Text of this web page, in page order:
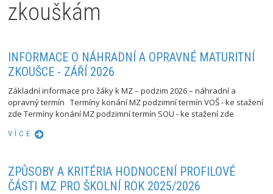
zkouškám
INFORMACE O NÁHRADNÍ A OPRAVNÉ MATURITNÍ
ZKOUŠCE - ZÁŘÍ 2026
Základní informace pro žáky k MZ – podzim 2026 – náhradní a
opravný termín Termíny konání MZ podzimní termín VOŠ - ke stažení
zde Termíny konání MZ podzimní termín SOU - ke stažení zde
VÍCE
ZPŮSOBY A KRITÉRIA HODNOCENÍ PROFILOVÉ
ČÁSTI MZ PRO ŠKOLNÍ ROK 2025/2026